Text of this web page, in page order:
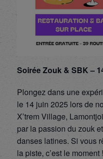
Soirée Zouk & SBK –
Plongez dans une
le 14 juin 2025 lors de
X’trem Village,
par la passion du zouk
danses latines. Si vous
la piste, c’est le moment !